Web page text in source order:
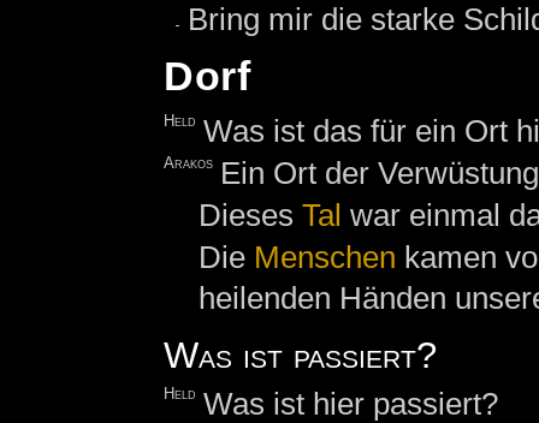
Bring mir die starke
Dorf
Held Was ist das für ein Ort
Arakos Ein Ort der
Dieses Tal war einmal
Die Menschen kamen
heilenden Händen
Was ist passiert?
Held Was ist hier passiert?